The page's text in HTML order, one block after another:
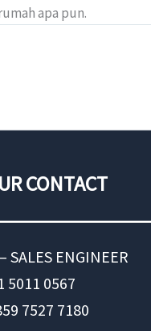
apa pun.
CONTACT
SALES ENGINEER
5011 0567
7527 7180